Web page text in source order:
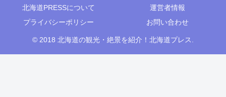
北海道PRESSについて
運営者情報
プライバシーポリシー
お問い合わせ
© 2018 北海道の観光・絶景を紹介！北海道プレス.